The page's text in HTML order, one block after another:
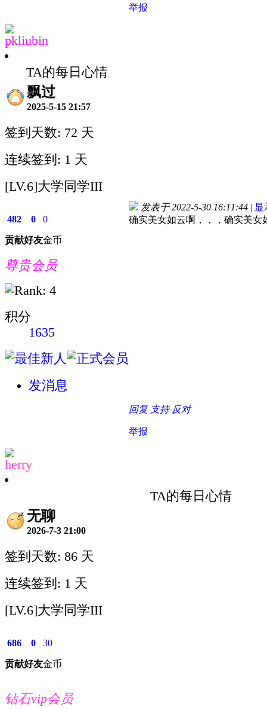
举报
pkliubin
TA的每日心情
飘过
2025-5-15 21:57
签到天数: 72 天
连续签到: 1 天
[LV.6]大学同学III
482
贡献
0
好友
0
金币
尊贵会员
积分
1635
发消息
发表于 2022-5-30 16:11:44 | 显
确实美女如云啊，，，确实美女
回复 支持 反对
举报
herry
TA的每日心情
无聊
2026-7-3 21:00
签到天数: 86 天
连续签到: 1 天
[LV.6]大学同学III
686
贡献
0
好友
30
金币
钻石vip会员